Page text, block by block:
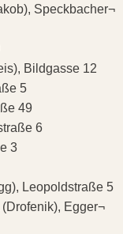
Speckbacher¬
Bildgasse 12
5
49
6
3
Leopoldstraße 5
Egger¬